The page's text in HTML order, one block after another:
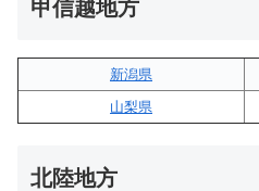
甲信越地方
新潟県
山梨県
北陸地方